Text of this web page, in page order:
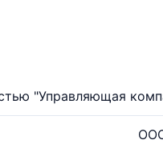
"Управляющая